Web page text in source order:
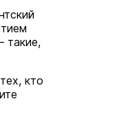
такие,
кто